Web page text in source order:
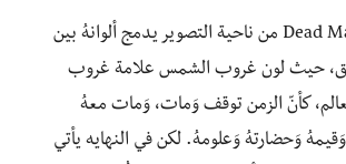
فلم Dead Man’s Letters من ناحية التصوير يدمج ألوانهُ بين
حيث لون غروب الشمس علامة غروب
كأنّ الزمن توقف وَمات، وَمات معهُ
وَقيمهُ وَحضارتهُ وَعلومهُ. لكن في النهايه يأتي